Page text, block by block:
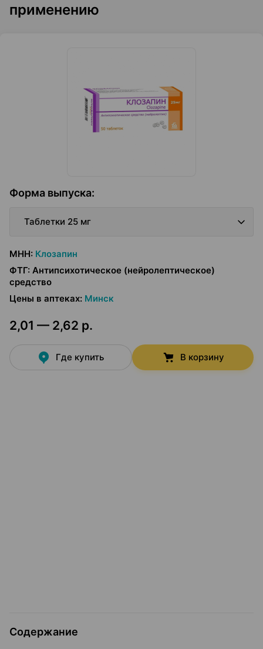
применению
Форма выпуска:
Таблетки 25 мг
МНН: Клозапин
ФТГ: Антипсихотическое (нейролептическое)
средство
Цены в аптеках: Минск
2,01 — 2,62 р.
Где купить В корзину
Содержание